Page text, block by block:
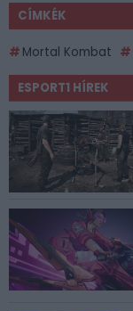
CÍMKÉK
Mortal Kombat
ESPORT1 HÍREK